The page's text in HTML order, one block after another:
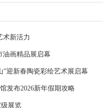
术新活力
油画精品展启幕
”迎新春陶瓷彩绘艺术展启幕
发布2026新年假期攻略
展览